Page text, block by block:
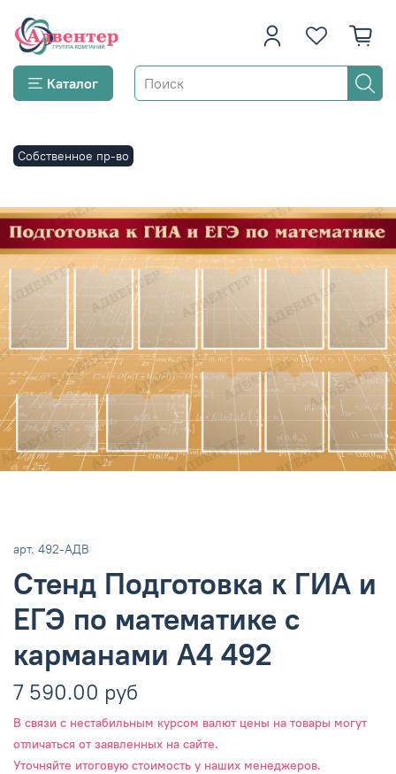
Каталог
Собственное пр-во
арт. 492-АДВ
Стенд Подготовка к ГИА и
ЕГЭ по математике с
карманами А4 492
7 590.00 руб
В связи с нестабильным курсом валют цены на товары могут
отличаться от заявленных на сайте.
Уточняйте итоговую стоимость у наших менеджеров.